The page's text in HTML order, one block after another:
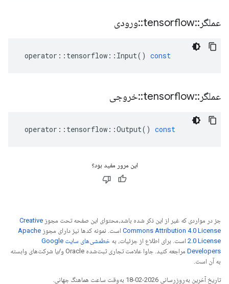
عملگر ::
tensorflow
::ورودی
operator :: tensorflow :: Input() const
عملگر ::
tensorflow
::خروجی
operator :: tensorflow ::Output() const
این مرور مفید بود؟
جز در مواردی که غیر از این ذکر شده باشد،‌محتوای این صفحه تحت مجوز Creative
Commons Attribution 4.0 License است. نمونه کدها نیز دارای مجوز Apache
2.0 License است. برای اطلاع از جزئیات، به
خطمشی‌های سایت Google
Developers‏
مراجعه کنید. جاوا علامت تجاری ثبت‌شده Oracle و/یا شرکت‌های وابسته
به آن است.
تاریخ آخرین به‌روزرسانی 2026-02-18 به‌وقت ساعت هماهنگ جهانی.